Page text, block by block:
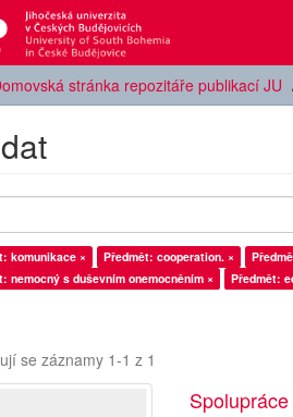
stránka repozitáře publikací JU
komunikace × Předmět: cooperation. ×
nemocný s duševním onemocněním ×
Předmět:
se záznamy 1-1 z 1